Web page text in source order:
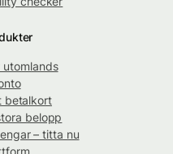
betalkort
belopp
– titta nu